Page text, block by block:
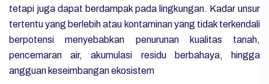
tetapi juga dapat berdampak pada lingkungan. Kadar unsur
tertentu yang berlebih atau kontaminan yang tidak terkendali
berpotensi menyebabkan penurunan kualitas tanah,
pencemaran air, akumulasi residu berbahaya, hingga
angguan keseimbangan ekosistem